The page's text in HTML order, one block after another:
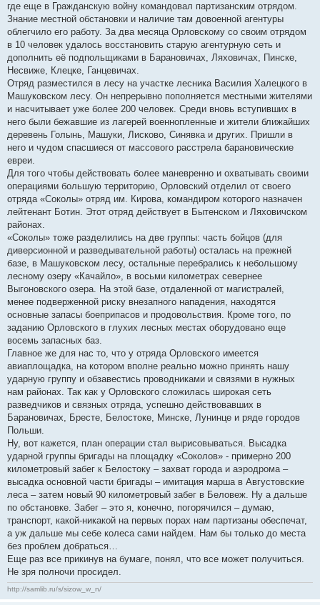
где еще в Гражданскую войну командовал партизанским отрядом.
Знание местной обстановки и наличие там довоенной агентуры
облегчило его работу. За два месяца Орловскому со своим отрядом
в 10 человек удалось восстановить старую агентурную сеть и
дополнить её подпольщиками в Барановичах, Ляховичах, Пинске,
Несвиже, Клецке, Ганцевичах.
Отряд разместился в лесу на участке лесника Василия Халецкого в
Машуковском лесу. Он непрерывно пополняется местными жителями
и насчитывает уже более 200 человек. Среди вновь вступивших в
него были бежавшие из лагерей военнопленные и жители ближайших
деревень Голынь, Машуки, Лисково, Синявка и других. Пришли в
него и чудом спасшиеся от массового расстрела барановические
евреи.
Для того чтобы действовать более маневренно и охватывать своими
операциями большую территорию, Орловский отделил от своего
отряда «Соколы» отряд им. Кирова, командиром которого назначен
лейтенант Ботин. Этот отряд действует в Бытенском и Ляховичском
районах.
«Соколы» тоже разделились на две группы: часть бойцов (для
диверсионной и разведывательной работы) осталась на прежней
базе, в Машуковском лесу, остальные перебрались к небольшому
лесному озеру «Качайло», в восьми километрах севернее
Выгоновского озера. На этой базе, отдаленной от магистралей,
менее подверженной риску внезапного нападения, находятся
основные запасы боеприпасов и продовольствия. Кроме того, по
заданию Орловского в глухих лесных местах оборудовано еще
восемь запасных баз.
Главное же для нас то, что у отряда Орловского имеется
авиаплощадка, на котором вполне реально можно принять нашу
ударную группу и обзавестись проводниками и связями в нужных
нам районах. Так как у Орловского сложилась широкая сеть
разведчиков и связных отряда, успешно действовавших в
Барановичах, Бресте, Белостоке, Минске, Лунинце и ряде городов
Польши.
Ну, вот кажется, план операции стал вырисовываться. Высадка
ударной группы бригады на площадку «Соколов» - примерно 200
километровый забег к Белостоку – захват города и аэродрома –
высадка основной части бригады – имитация марша в Августовские
леса – затем новый 90 километровый забег в Беловеж. Ну а дальше
по обстановке. Забег – это я, конечно, погорячился – думаю,
транспорт, какой-никакой на первых порах нам партизаны обеспечат,
а уж дальше мы себе колеса сами найдем. Нам бы только до места
без проблем добраться…
Еще раз все прикинув на бумаге, понял, что все может получиться.
Не зря полночи просидел.
http://samlib.ru/s/sizow_w_n/